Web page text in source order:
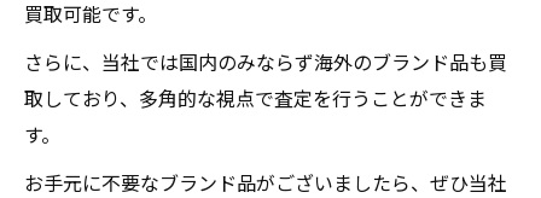
買取可能です。
さらに、当社では国内のみならず海外のブランド品も買
取しており、多角的な視点で査定を行うことができま
す。
お手元に不要なブランド品がございましたら、ぜひ当社